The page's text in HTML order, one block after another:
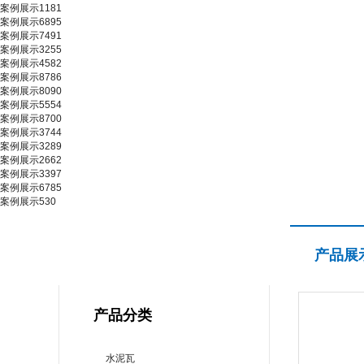
案例展示1181
案例展示6895
案例展示7491
案例展示3255
案例展示4582
案例展示8786
案例展示8090
案例展示5554
案例展示8700
案例展示3744
案例展示3289
案例展示2662
案例展示3397
案例展示6785
案例展示530
产品分类
水泥瓦
产品展